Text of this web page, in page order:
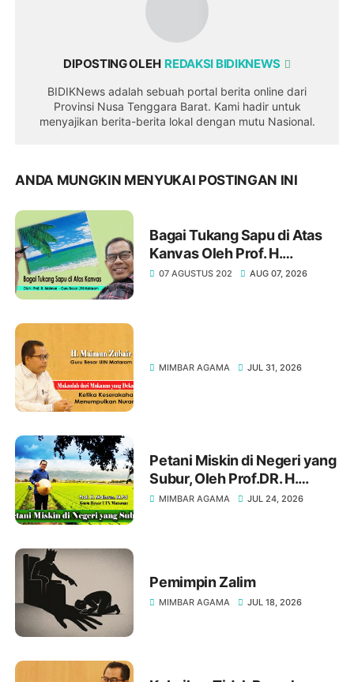
DIPOSTING OLEH REDAKSI BIDIKNEWS
BIDIKNews adalah sebuah portal berita online dari
Provinsi Nusa Tenggara Barat. Kami hadir untuk
menyajikan berita-berita lokal dengan mutu Nasional.
ANDA MUNGKIN MENYUKAI POSTINGAN INI
Bagai Tukang Sapu di Atas
Kanvas Oleh Prof. H.
Maimun, M. Pd
07 AGUSTUS 202 AUG 07, 2026
MIMBAR AGAMA JUL 31, 2026
Petani Miskin di Negeri yang
Subur, Oleh Prof.DR. H.
Maimun, M. Pd
MIMBAR AGAMA JUL 24, 2026
Pemimpin Zalim
MIMBAR AGAMA JUL 18, 2026